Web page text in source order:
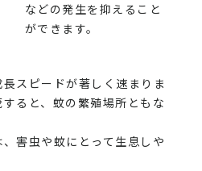
などの発生を抑えること
ができます。
スピードが著しく速まりま
ると、蚊の繁殖場所ともな
害虫や蚊にとって生息しや